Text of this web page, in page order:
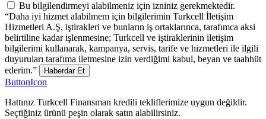
Bu bilgilendirmeyi alabilmeniz için izniniz gerekmektedir.
“Daha iyi hizmet alabilmem için bilgilerimin Turkcell İletişim
Hizmetleri A.Ş, iştirakleri ve bunların iş ortaklarınca, tarafımca aksi
belirtiline kadar işlenmesine; Turkcell ve iştiraklerinin iletişim
bilgilerimi kullanarak, kampanya, servis, tarife ve hizmetleri ile ilgili
duyuruları tarafıma iletmesine izin verdiğimi kabul, beyan ve taahhüt
ederim.”
Haberdar Et
ButtonIcon
Hattınız Turkcell Finansman kredili tekliflerimize uygun değildir.
Seçtiğiniz ürünü peşin olarak satın alabilirsiniz.